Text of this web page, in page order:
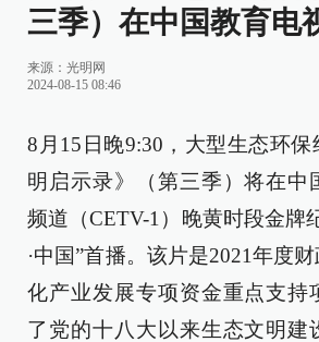
三季）在中国教育电
来源： 光明网
2024-08-15 08:46
8月15日晚9:30，大型生态环
明启示录》（第三季）将在中
频道（CETV-1）晚黄时段金牌
·中国”首播。该片是2021年度
化产业发展专项资金重点支持
了党的十八大以来生态文明建